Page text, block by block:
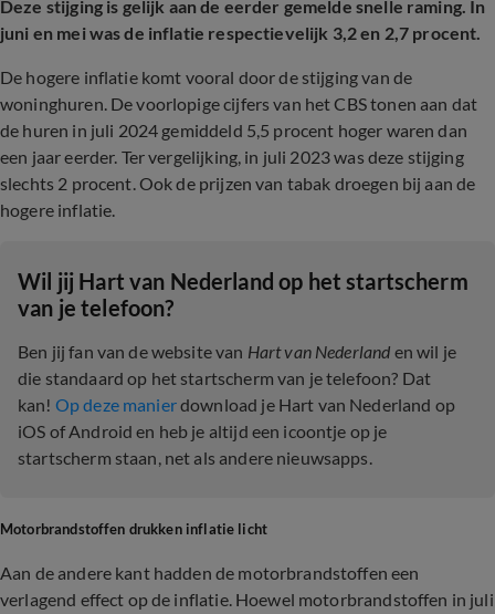
Deze stijging is gelijk aan de eerder gemelde snelle raming. In
juni en mei was de inflatie respectievelijk 3,2 en 2,7 procent.
De hogere inflatie komt vooral door de stijging van de
woninghuren. De voorlopige cijfers van het CBS tonen aan dat
de huren in juli 2024 gemiddeld 5,5 procent hoger waren dan
een jaar eerder. Ter vergelijking, in juli 2023 was deze stijging
slechts 2 procent. Ook de prijzen van tabak droegen bij aan de
hogere inflatie.
Wil jij Hart van Nederland op het startscherm
van je telefoon?
Ben jij fan van de website van Hart van Nederland en wil je
die standaard op het startscherm van je telefoon? Dat
kan! Op deze manierdownload je Hart van Nederland op
iOS of Android en heb je altijd een icoontje op je
startscherm staan, net als andere nieuwsapps.
Motorbrandstoffen drukken inflatie licht
Aan de andere kant hadden de motorbrandstoffen een
verlagend effect op de inflatie. Hoewel motorbrandstoffen in juli